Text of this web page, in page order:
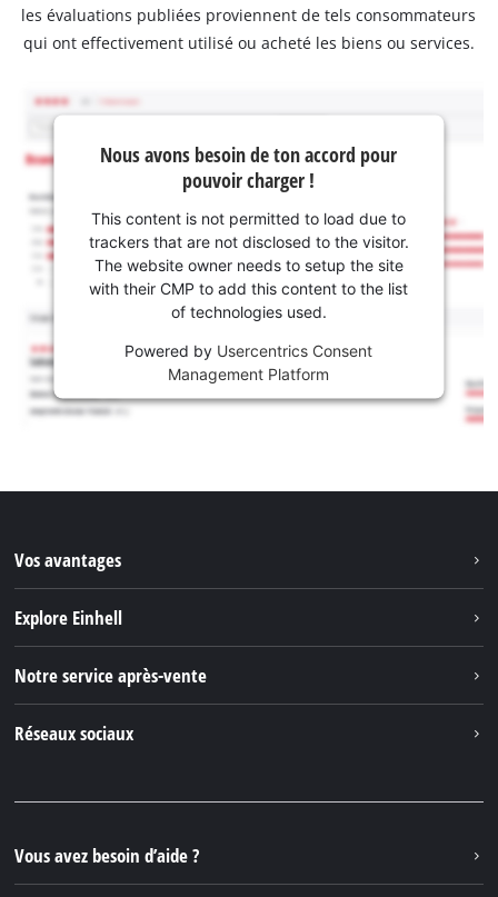
les évaluations publiées proviennent de tels consommateurs
qui ont effectivement utilisé ou acheté les biens ou services.
Nous avons besoin de ton accord pour
pouvoir charger !
This content is not permitted to load due to
trackers that are not disclosed to the visitor.
The website owner needs to setup the site
with their CMP to add this content to the list
of technologies used.
Powered by Usercentrics Consent
Management Platform
Vos avantages
Explore Einhell
Einhell Germany AG
Notre service après-vente
Réseaux sociaux
Instagram
TikTok
Vous avez besoin d’aide ?